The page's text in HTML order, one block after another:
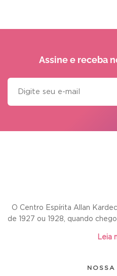
Assine e receba
O Centro Espírita Allan
de 1927 ou 1928, quando
Leia
NOSSA